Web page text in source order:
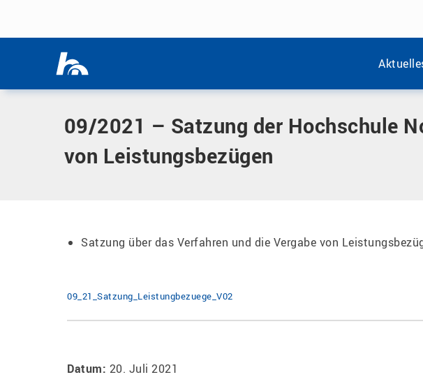
Zeige
Home|Dokumente|09/2021 – Satzung der Hochschule Nordhausen über das
09/2021 – Satzung der Hochschule
von Leistungsbezügen
Satzung über das Verfahren und die Vergabe von
09_21_Satzung_Leistungbezuege_V02
Datum: 20. Juli 2021